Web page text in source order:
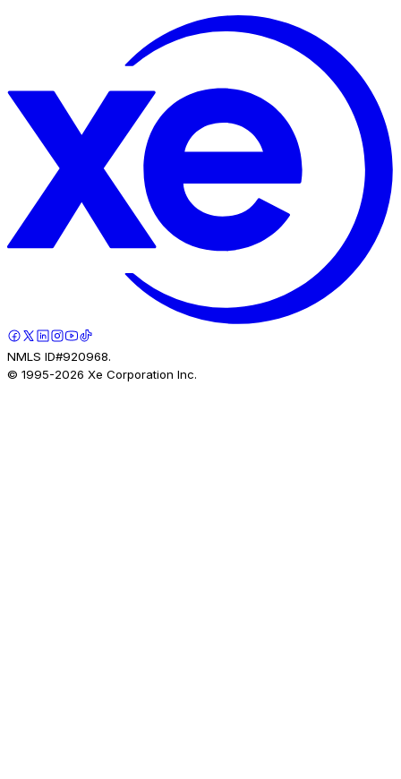
NMLS ID#920968.
© 1995-2026 Xe Corporation Inc.